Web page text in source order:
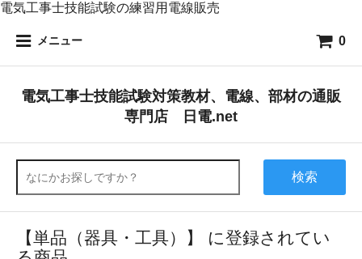
電気工事士技能試験の練習用電線販売
メニュー 0
電気工事士技能試験対策教材、電線、部材の通販
専門店 日電.net
検索
【単品（器具・工具）】 に登録されてい